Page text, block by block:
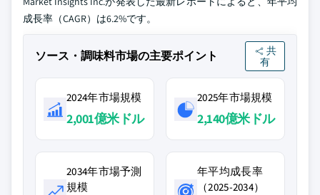
成長率（CAGR）は6.2%です。
ソース・調味料市場の主要ポイント
共
有
2024年市場規模
2,001億米ドル
2025年市場規模
2,140億米ドル
2034年市場予測
規模
年平均成長率
（2025-2034）